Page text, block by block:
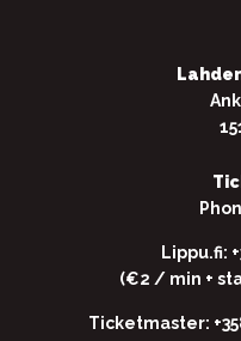
Lippu.fi:
(€2 / min +
Ticketmaster: